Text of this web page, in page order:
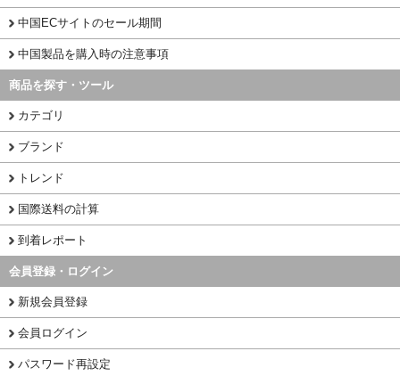
中国ECサイトのセール期間
中国製品を購入時の注意事項
商品を探す・ツール
カテゴリ
ブランド
トレンド
国際送料の計算
到着レポート
会員登録・ログイン
新規会員登録
会員ログイン
パスワード再設定